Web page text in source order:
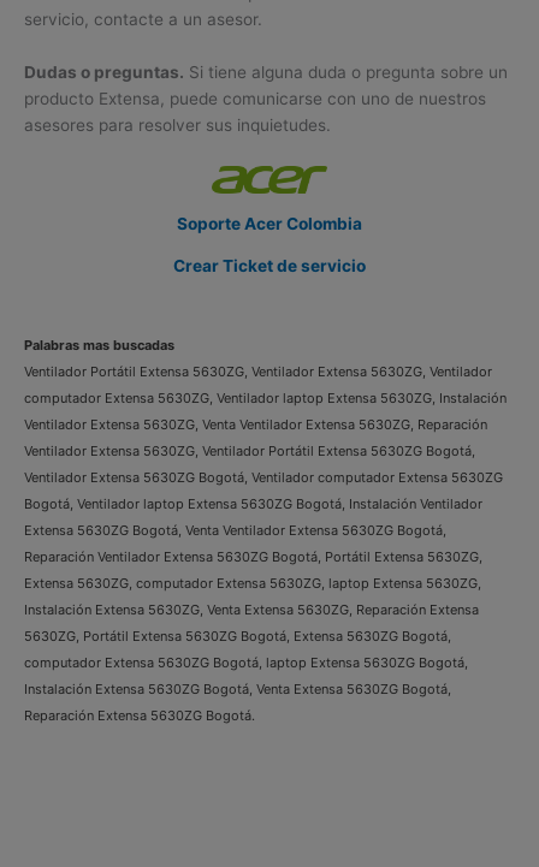
servicio, contacte a un asesor.
Dudas o preguntas. Si tiene alguna duda o pregunta sobre un
producto Extensa, puede comunicarse con uno de nuestros
asesores para resolver sus inquietudes.
Soporte Acer Colombia
Crear Ticket de servicio
Palabras mas buscadas
Ventilador Portátil Extensa 5630ZG, Ventilador Extensa 5630ZG, Ventilador
computador Extensa 5630ZG, Ventilador laptop Extensa 5630ZG, Instalación
Ventilador Extensa 5630ZG, Venta Ventilador Extensa 5630ZG, Reparación
Ventilador Extensa 5630ZG, Ventilador Portátil Extensa 5630ZG Bogotá,
Ventilador Extensa 5630ZG Bogotá, Ventilador computador Extensa 5630ZG
Bogotá, Ventilador laptop Extensa 5630ZG Bogotá, Instalación Ventilador
Extensa 5630ZG Bogotá, Venta Ventilador Extensa 5630ZG Bogotá,
Reparación Ventilador Extensa 5630ZG Bogotá, Portátil Extensa 5630ZG,
Extensa 5630ZG, computador Extensa 5630ZG, laptop Extensa 5630ZG,
Instalación Extensa 5630ZG, Venta Extensa 5630ZG, Reparación Extensa
5630ZG, Portátil Extensa 5630ZG Bogotá, Extensa 5630ZG Bogotá,
computador Extensa 5630ZG Bogotá, laptop Extensa 5630ZG Bogotá,
Instalación Extensa 5630ZG Bogotá, Venta Extensa 5630ZG Bogotá,
Reparación Extensa 5630ZG Bogotá.